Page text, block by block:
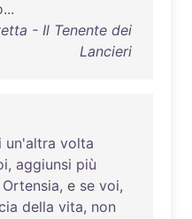
...
- Il Tenente dei
Lancieri
un'altra volta
, aggiunsi più
Ortensia, e se voi,
della vita, non